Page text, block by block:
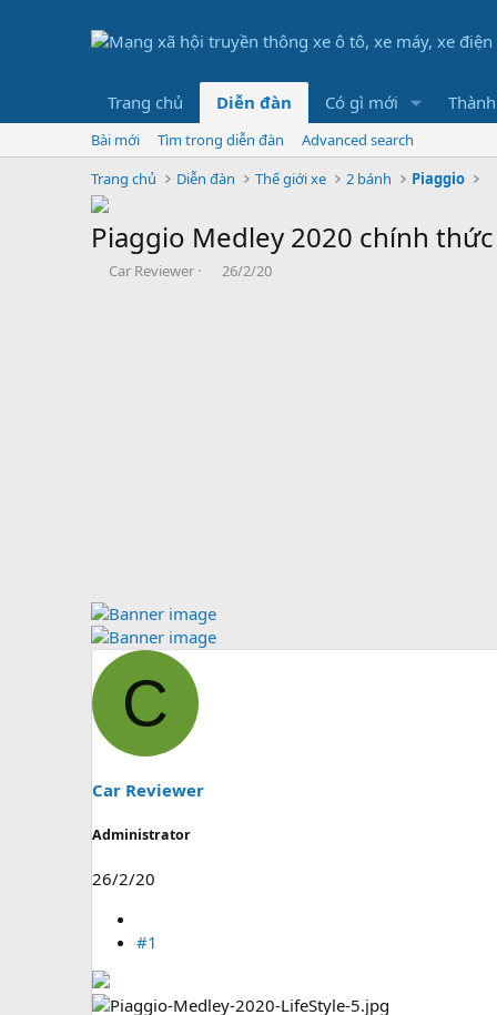
Trang chủ Diễn đàn Có gì mới
Bài mới Tìm trong diễn đàn
Advanced search
Trang chủ
Diễn đàn Thế giới xe 2 bánh Piaggio
Piaggio Medley 2020 chính
B
Car Reviewer
N
26/2/20
C
Car Reviewer
Administrator
26/2/20
#1